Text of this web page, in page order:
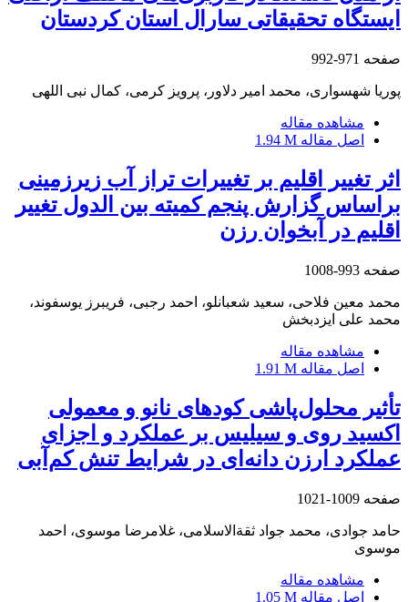
ایستگاه تحقیقاتی سارال استان کردستان
صفحه 971-992
پوریا شهسواری، محمد امیر دلاور، پرویز کرمی، کمال نبی اللهی
مشاهده مقاله
اصل مقاله 1.94 M
اثر تغییر اقلیم بر تغییرات تراز آب زیرزمینی
براساس گزارش پنجم کمیته بین الدول تغییر
اقلیم در آبخوان رزن
صفحه 993-1008
محمد معین فلاحی، سعید شعبانلو، احمد رجبی، فریبرز یوسفوند،
محمد علی ایزدبخش
مشاهده مقاله
اصل مقاله 1.91 M
تأثیر محلول‌پاشی کودهای نانو و معمولی
اکسید روی و سیلیس بر عملکرد و اجزای
عملکرد ارزن دانه‌ای در شرایط تنش کم‌آبی
صفحه 1009-1021
حامد جوادی، محمد جواد ثقةالاسلامی، غلامرضا موسوی، احمد
موسوی
مشاهده مقاله
اصل مقاله 1.05 M